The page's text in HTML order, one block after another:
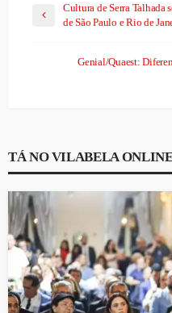
Cultura de Serra Talhada
de São Paulo e Rio de
Genial/Quaest:
TÁ NO VILABELA